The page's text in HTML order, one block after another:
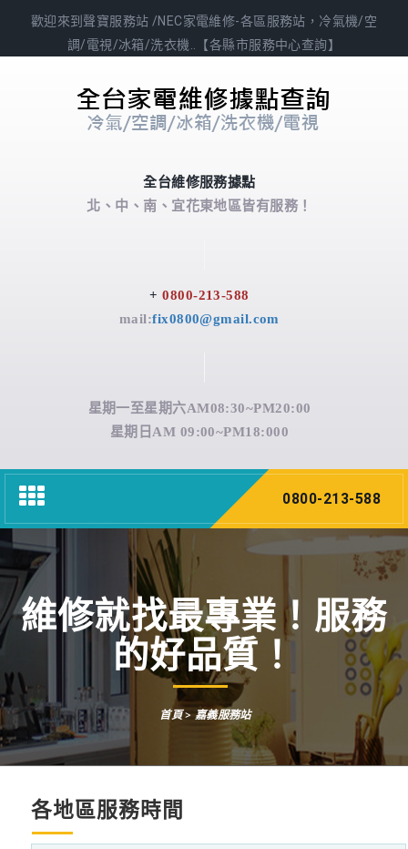
歡迎來到聲寶服務站 /NEC家電維修-各區服務站，冷氣機/空
調/電視/冰箱/洗衣機..【各縣市服務中心查詢】
全台維修服務據點
北、中、南、宜花東地區皆有服務！
+0800-213-588
mail:fix0800@gmail.com
星期一至星期六AM08:30~PM20:00
星期日AM 09:00~PM18:000
Toggle
0800-213-588
維修就找最專業！服務
的好品質！
首頁> 嘉義服務站
各地區服務時間